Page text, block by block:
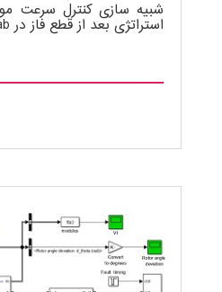
شبیه سازی کنترل سرعت
استراتژی بعد از قطع فاز در Matlab